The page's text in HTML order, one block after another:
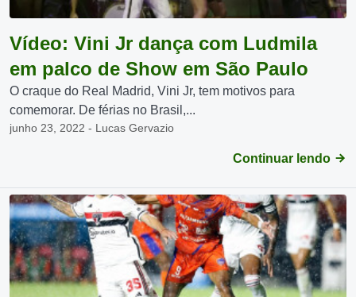
Vídeo: Vini Jr dança com Ludmila
em palco de Show em São Paulo
O craque do Real Madrid, Vini Jr, tem motivos para
comemorar. De férias no Brasil,...
junho 23, 2022 - Lucas Gervazio
Continuar lendo